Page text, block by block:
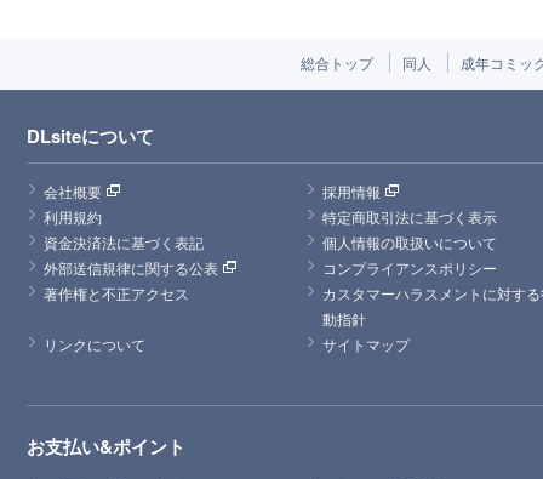
総合トップ 同人 成年コミッ
DLsiteについて
会社概要
採用情報
利用規約
特定商取引法に基づく表示
資金決済法に基づく表記
個人情報の取扱いについて
外部送信規律に関する公表
コンプライアンスポリシー
著作権と不正アクセス
カスタマーハラスメントに対す
動指針
リンクについて
サイトマップ
お支払い&ポイント